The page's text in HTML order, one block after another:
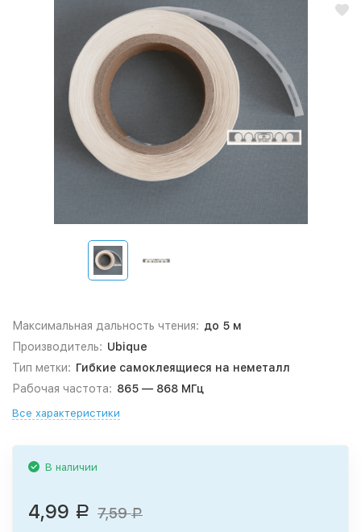
Максимальная дальность чтения: до 5 м
Производитель: Ubique
Тип метки: Гибкие самоклеящиеся на неметалл
Рабочая частота: 865 — 868 МГц
Все характеристики
В наличии
4,99 Р 7,59Р